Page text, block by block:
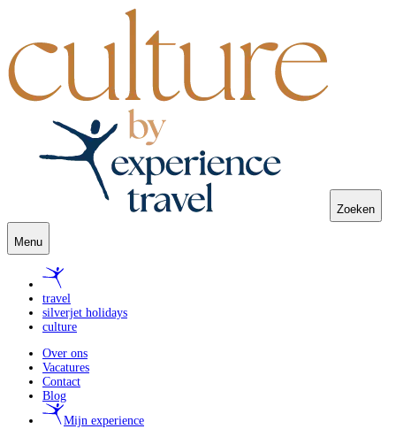
Zoeken
Menu
travel
silverjet holidays
culture
Over ons
Vacatures
Contact
Blog
Mijn experience